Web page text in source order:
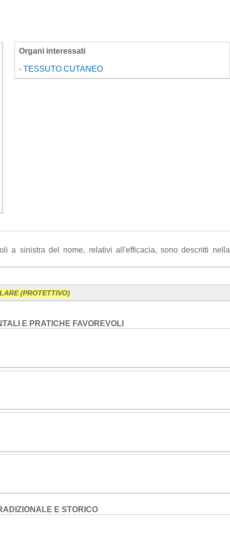
Organi interessati
-TESSUTO CUTANEO
a sinistra del nome, relativi all'efficacia, sono descritti nella
(PROTETTIVO)
E PRATICHE FAVOREVOLI
E STORICO